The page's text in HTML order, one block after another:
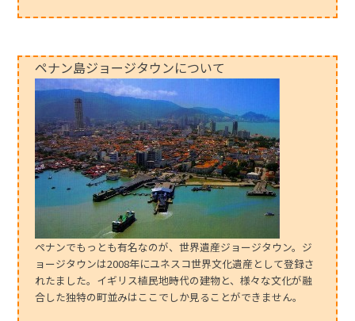
ペナン島ジョージタウンについて
ペナンでもっとも有名なのが、世界遺産ジョージタウン。ジ
ョージタウンは2008年にユネスコ世界文化遺産として登録さ
れたました。イギリス植民地時代の建物と、様々な文化が融
合した独特の町並みはここでしか見ることができません。